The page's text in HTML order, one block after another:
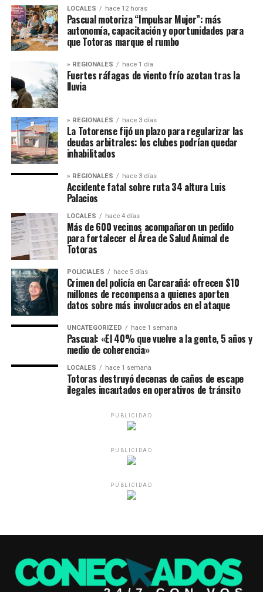
LOCALES hace 12 horas
Pascual motoriza “Impulsar Mujer”: más
autonomía, capacitación y oportunidades para
que Totoras marque el rumbo
» REGIONALES hace 1 día
Fuertes ráfagas de viento frío azotan tras la
lluvia
» REGIONALES hace 3 días
La Totorense fijó un plazo para regularizar las
deudas arbitrales: los clubes podrían quedar
inhabilitados
» REGIONALES hace 3 días
Accidente fatal sobre ruta 34 altura Luis
Palacios
LOCALES hace 4 días
Más de 600 vecinos acompañaron un pedido
para fortalecer el Área de Salud Animal de
Totoras
POLICIALES hace 5 días
Crimen del policía en Carcarañá: ofrecen $10
millones de recompensa a quienes aporten
datos sobre más involucrados en el ataque
UNCATEGORIZED hace 1 semana
Pascual: «El 40% que vuelve a la gente, 5 años y
medio de coherencia»
LOCALES hace 1 semana
Totoras destruyó decenas de caños de escape
ilegales incautados en operativos de tránsito
PUBLICIDAD
PUBLICIDAD
PUBLICIDAD